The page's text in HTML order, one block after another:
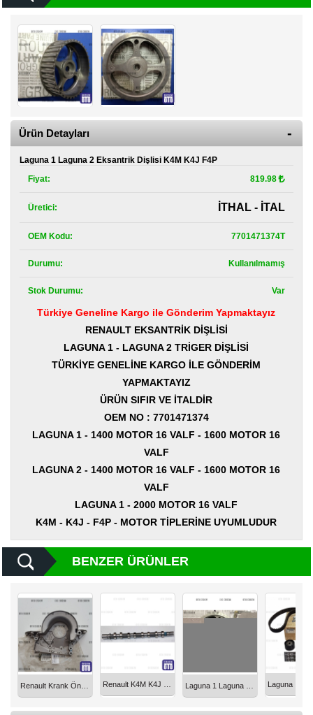
Renault
Yedek
Parça
Fiat
Yedek
TOFAŞ
Parça
Yedek
Parça
Yedek
Parça
Standı
Dacia
Yedekleri
Sanroof
Parçaları
Diğer
Markalar
Ürün Detayları
Laguna 1 Laguna 2 Eksantrik Dişlisi K4M K4J F4P
Fiyat:
819.98
Üretici: İTHAL - İTAL
OEM Kodu: 7701471374T
Durumu: Kullanılmamış
Stok Durumu: Var
Türkiye Geneline Kargo ile Gönderim Yapmaktayız
RENAULT EKSANTRİK DİŞLİSİ
LAGUNA 1 - LAGUNA 2 TRİGER DİŞLİSİ
TÜRKİYE GENELİNE KARGO İLE GÖNDERİM
YAPMAKTAYIZ
ÜRÜN SIFIR VE İTALDİR
OEM NO : 7701471374
LAGUNA 1 - 1400 MOTOR 16 VALF - 1600 MOTOR 16
VALF
LAGUNA 2 - 1400 MOTOR 16 VALF - 1600 MOTOR 16
VALF
LAGUNA 1 - 2000 MOTOR 16 VALF
K4M - K4J - F4P - MOTOR TİPLERİNE UYUMLUDUR
BENZER ÜRÜNLER